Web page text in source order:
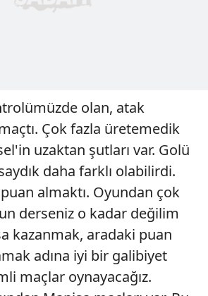
olan, atak
Çok fazla üretemedik
uzaktan şutları var. Golü
daha farklı olabilirdi.
almaktı. Oyundan çok
derseniz o kadar değilim
kazanmak, aradaki puan
adına iyi bir galibiyet
maçlar oynayacağız.